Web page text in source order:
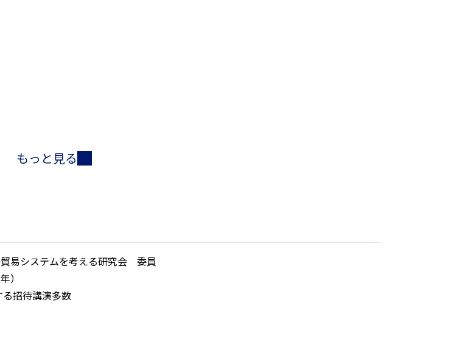
もっと見る
易システムを考える研究会 委員
）
招待講演多数